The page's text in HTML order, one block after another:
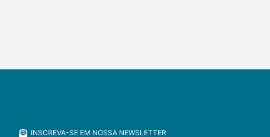
INSCREVA-SE EM NOSSA NEWSLETTER